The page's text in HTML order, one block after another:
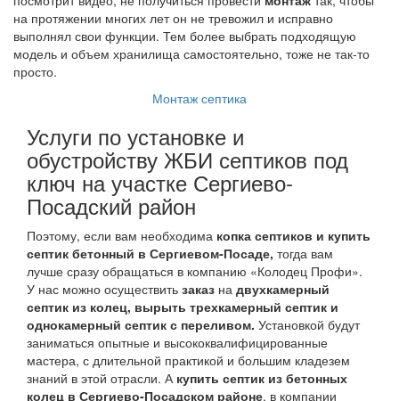
на протяжении многих лет он не тревожил и исправно
выполнял свои функции. Тем более выбрать подходящую
модель и объем хранилища самостоятельно, тоже не так-то
просто.
Монтаж септика
Услуги по установке и
обустройству ЖБИ септиков под
ключ на участке Сергиево-
Посадский район
Поэтому, если вам необходима копка септиков и купить
септик бетонный в Сергиевом-Посаде, тогда вам
лучше сразу обращаться в компанию «Колодец Профи».
У нас можно осуществить заказ на двухкамерный
септик из колец, вырыть трехкамерный септик и
однокамерный септик с переливом. Установкой будут
заниматься опытные и высококвалифицированные
мастера, с длительной практикой и большим кладезем
знаний в этой отрасли. А купить септик из бетонных
колец в Сергиево-Посадском районе, в компании